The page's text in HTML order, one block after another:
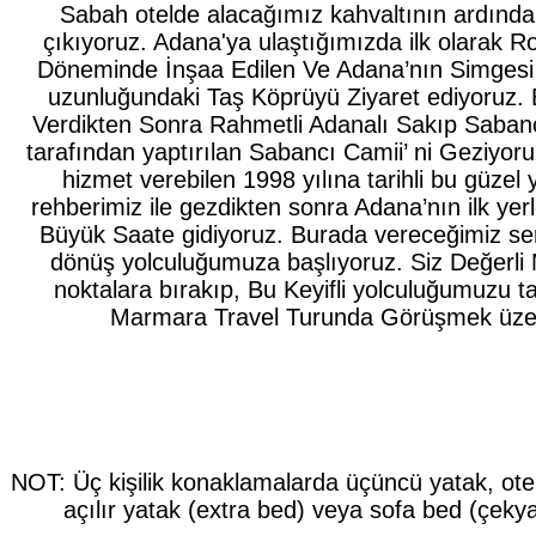
Sabah otelde alacağımız kahvaltının
çıkıyoruz. Adana'ya ulaştığımızda ilk olarak
Döneminde İnşaa Edilen Ve Adana’nın
uzunluğundaki Taş Köprüyü Ziyaret ediyoruz.
Verdikten Sonra Rahmetli Adanalı Sakıp
tarafından yaptırılan Sabancı Camii’ ni
hizmet verebilen 1998 yılına tarihli bu güzel
rehberimiz ile gezdikten sonra Adana’nın ilk
Büyük Saate gidiyoruz. Burada vereceğimiz
dönüş yolculuğumuza başlıyoruz. Siz Değerli
noktalara bırakıp, Bu Keyifli yolculuğumuzu
Marmara Travel Turunda Görüşmek
NOT: Üç kişilik konaklamalarda üçüncü yatak,
açılır yatak (extra bed) veya sofa bed